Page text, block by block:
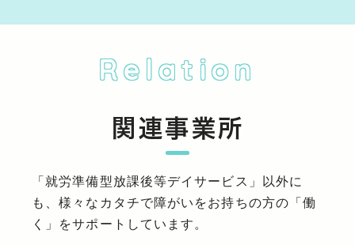
Relation
関連事業所
「就労準備型放課後等デイサービス」以外に
も、様々なカタチで障がいをお持ちの方の「働
く」をサポートしています。